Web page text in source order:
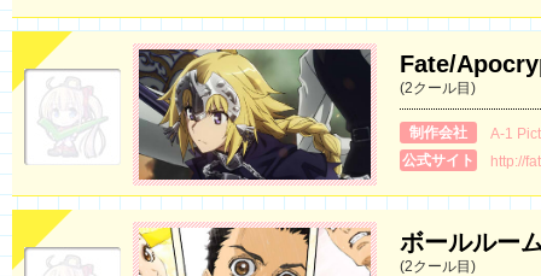
Fate/
(2クール目)
制作会社
A-1
公式サイト
http://
ボールルー
(2クール目)